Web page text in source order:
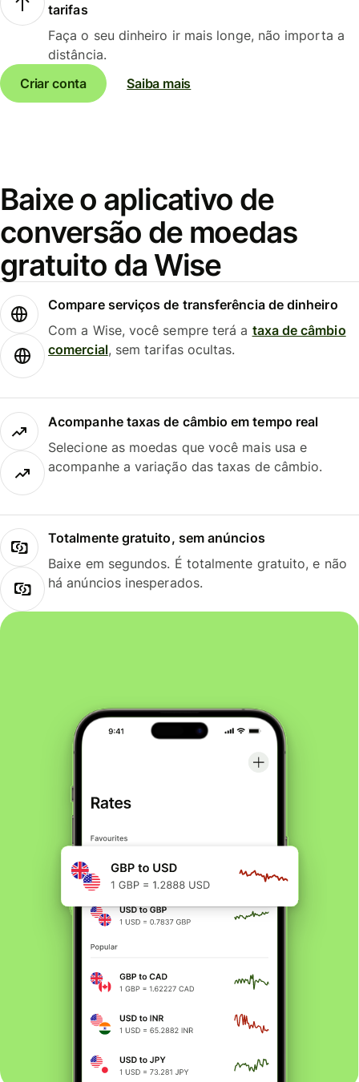
tarifas
Faça o seu dinheiro ir mais longe, não importa a
distância.
Criar conta
Saiba mais
Baixe o aplicativo de
conversão de moedas
gratuito da Wise
Compare serviços de transferência de dinheiro
Com a Wise, você sempre terá a taxa de câmbio
comercial, sem tarifas ocultas.
Acompanhe taxas de câmbio em tempo real
Selecione as moedas que você mais usa e
acompanhe a variação das taxas de câmbio.
Totalmente gratuito, sem anúncios
Baixe em segundos. É totalmente gratuito, e não
há anúncios inesperados.